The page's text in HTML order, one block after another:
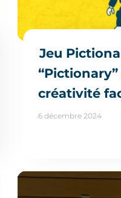
Jeu
créativité
6 décembre 2024